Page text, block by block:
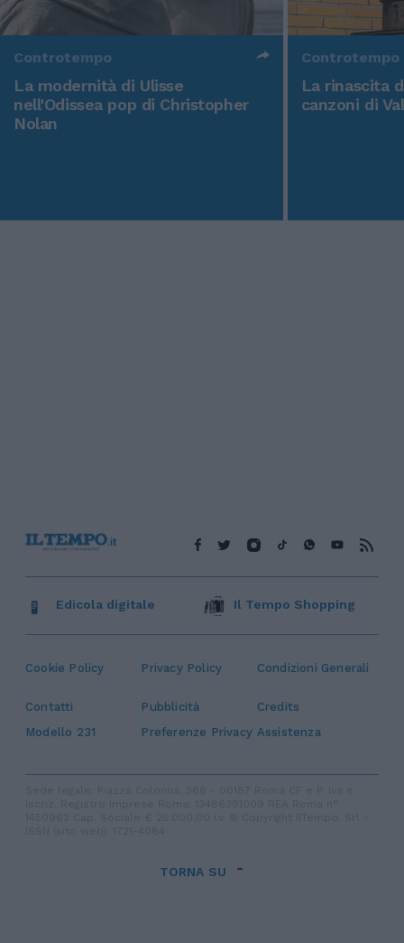
Controtempo
La modernità di Ulisse
nell'Odissea pop di Christopher
Nolan
Controtempo
La rinascita
canzoni di
Cookie Policy Privacy Policy Condizioni Generali
Contatti Pubblicità
Credits
Modello 231
Preferenze Privacy Assistenza
Edicola digitale Il Tempo Shopping
TORNA SU